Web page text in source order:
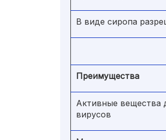
В виде сиропа
Преимущества
Активные вещества
вирусов